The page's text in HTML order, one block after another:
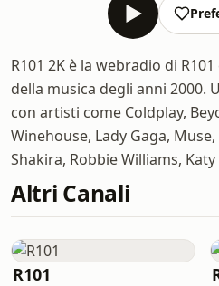
R101 2K è la webradio di
della musica degli anni 2000.
con artisti come Coldplay,
Winehouse, Lady Gaga,
Shakira, Robbie Williams,
Altri Canali
R101